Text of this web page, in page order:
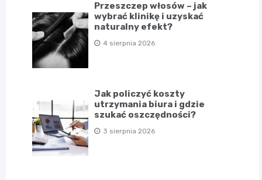
Przeszczep włosów – jak
wybrać klinikę i uzyskać
naturalny efekt?
4 sierpnia 2026
Jak policzyć koszty
utrzymania biura i gdzie
szukać oszczędności?
3 sierpnia 2026